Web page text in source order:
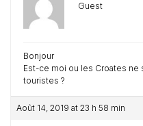
Guest
Bonjour
Est-ce moi ou les Croates
touristes ?
Août 14, 2019 at 23 h 58 min